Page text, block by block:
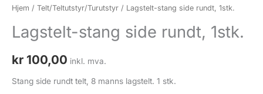
Hjem / Telt/Teltutstyr/Turutstyr / Lagstelt-stang side rundt, 1stk.
Lagstelt-stang side rundt, 1stk.
kr 100,00 inkl. mva.
Stang side rundt telt, 8 manns lagstelt. 1 stk.